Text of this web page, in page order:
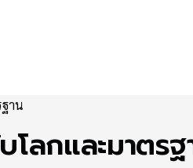
าน
ลกและมาตรฐ